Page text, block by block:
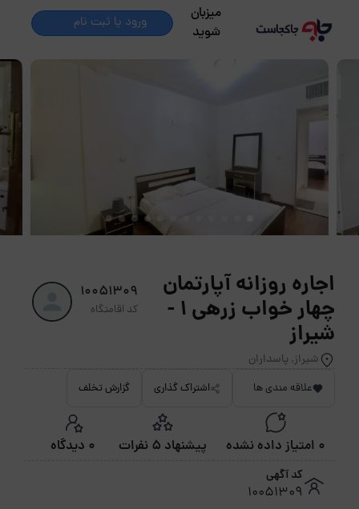
میزبان
شوید
ورود یا ثبت نام
اجاره روزانه آپارتمان
چهار خواب زرهی 1 -
شیراز
شیراز, پاسداران
10051309
کد اقامتگاه
علاقه مندی ها اشتراک گذاری گزارش تخلف
0 امتیاز داده نشده پیشنهاد 5 نفرات 0 دیدگاه
کد آگهی
10051309